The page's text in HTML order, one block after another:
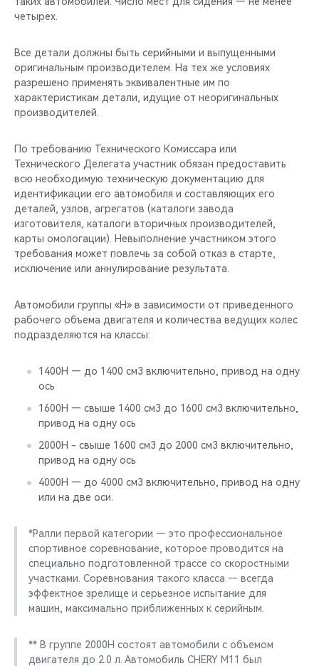
четырех.
Все детали должны быть серийными и выпущенными
оригинальным производителем. На тех же условиях
разрешено применять эквивалентные им по
характеристикам детали, идущие от неоригинальных
производителей.
По требованию Технического Комиссара или
Технического Делегата участник обязан предоставить
всю необходимую техническую документацию для
идентификации его автомобиля и составляющих его
деталей, узлов, агрегатов (каталоги завода
изготовителя, каталоги вторичных производителей,
карты омологации). Невыполнение участником этого
требования может повлечь за собой отказ в старте,
исключение или аннулирование результата.
Автомобили группы «Н» в зависимости от приведенного
рабочего объема двигателя и количества ведущих колес
подразделяются на классы:
1400Н — до 1400 см3 включительно, привод на одну
ось
1600Н — свыше 1400 см3 до 1600 см3 включительно,
привод на одну ось
2000Н - свыше 1600 см3 до 2000 см3 включительно,
привод на одну ось
4000Н — до 4000 см3 включительно, привод на одну
или на две оси.
*Ралли первой категории — это профессиональное
спортивное соревнование, которое проводится на
специально подготовленной трассе со скоростными
участками. Соревнования такого класса — всегда
эффектное зрелище и серьезное испытание для
машин, максимально приближенных к серийным.
** В группе 2000Н состоят автомобили с объемом
двигателя до 2.0 л. Автомобиль CHERY M11 был